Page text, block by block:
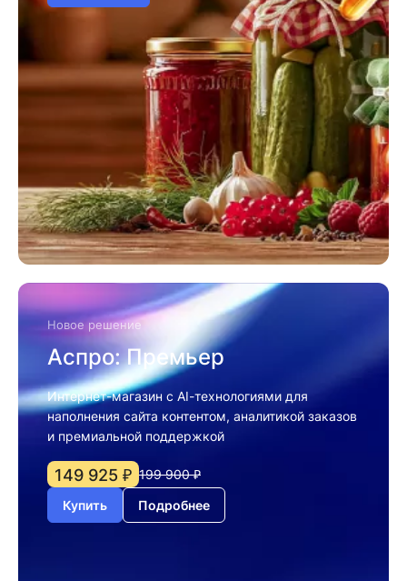
Новое решение
Аспро: Премьер
Интернет-магазин с AI-технологиями для
наполнения сайта контентом, аналитикой заказов
и премиальной поддержкой
149 925 ₽ 199 900 ₽
Купить
Подробнее